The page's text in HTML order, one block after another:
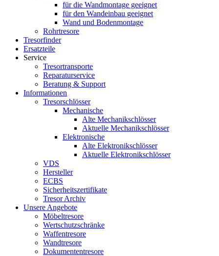
für die Wandmontage geeignet
für den Wandeinbau geeignet
Wand und Bodenmontage
Rohrtresore
Tresorfinder
Ersatzteile
Service
Tresortransporte
Reparaturservice
Beratung & Support
Informationen
Tresorschlösser
Mechanische
Alte Mechanikschlösser
Aktuelle Mechanikschlösser
Elektronische
Alte Elektronikschlösser
Aktuelle Elektronikschlösser
VDS
Hersteller
ECBS
Sicherheitszertifikate
Tresor Archiv
Unsere Angebote
Möbeltresore
Wertschutzschränke
Waffentresore
Wandtresore
Dokumententresore